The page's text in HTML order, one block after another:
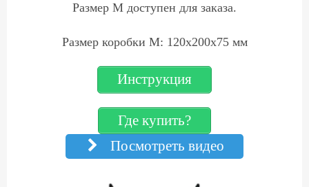
Размер M доступен для заказа.
Размер коробки M: 120х200х75 мм
Инструкция
Где купить?
Посмотреть видео